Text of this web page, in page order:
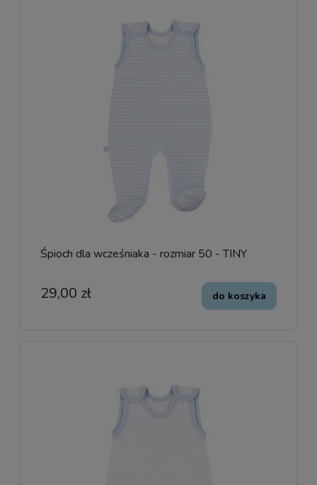
Śpioch dla wcześniaka - rozmiar 50 - TINY
29,00 zł do koszyka